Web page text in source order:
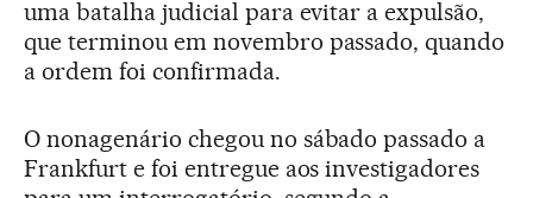
uma batalha judicial para evitar a expulsão,
que terminou em novembro passado, quando
a ordem foi confirmada.
O nonagenário chegou no sábado passado a
Frankfurt e foi entregue aos investigadores